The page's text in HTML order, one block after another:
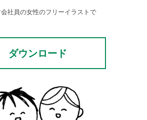
社員の女性のフリーイラストで
ダウンロード